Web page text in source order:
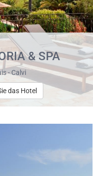
& SPA
- Calvi
das Hotel